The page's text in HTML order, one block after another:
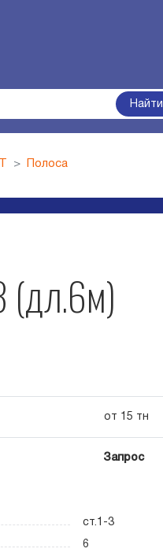
Найти
Полоса
(дл.6м)
от 15 тн
Запрос
ст.1-3
6